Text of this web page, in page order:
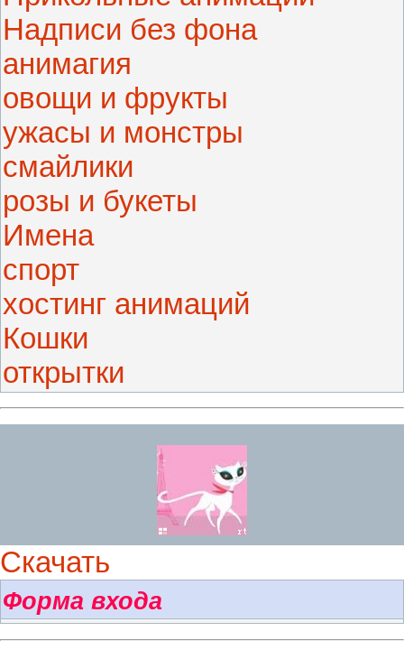
Надписи без фона
анимагия
овощи и фрукты
ужасы и монстры
смайлики
розы и букеты
Имена
спорт
хостинг анимаций
Кошки
открытки
Скачать
Форма входа